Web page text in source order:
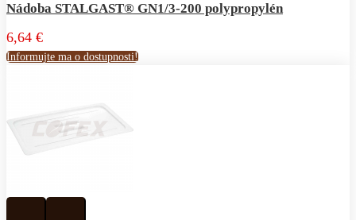
Nádoba STALGAST® GN1/3-200 polypropylén
6,64 €
Informujte ma o dostupnosti!